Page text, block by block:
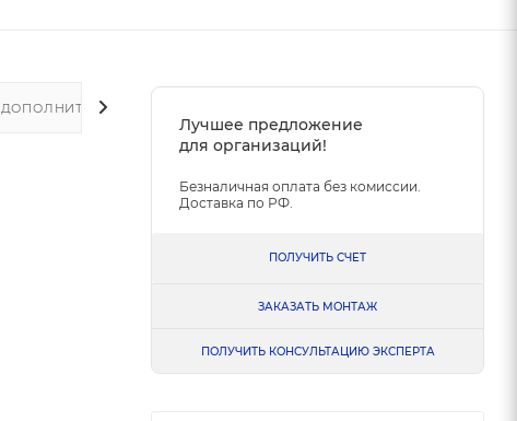
ДОПОЛНИТЕЛЬНО
Лучшее предложение
для организаций!
Безналичная оплата без комиссии.
Доставка по РФ.
ПОЛУЧИТЬ СЧЕТ
ЗАКАЗАТЬ МОНТАЖ
ПОЛУЧИТЬ КОНСУЛЬТАЦИЮ ЭКСПЕРТА